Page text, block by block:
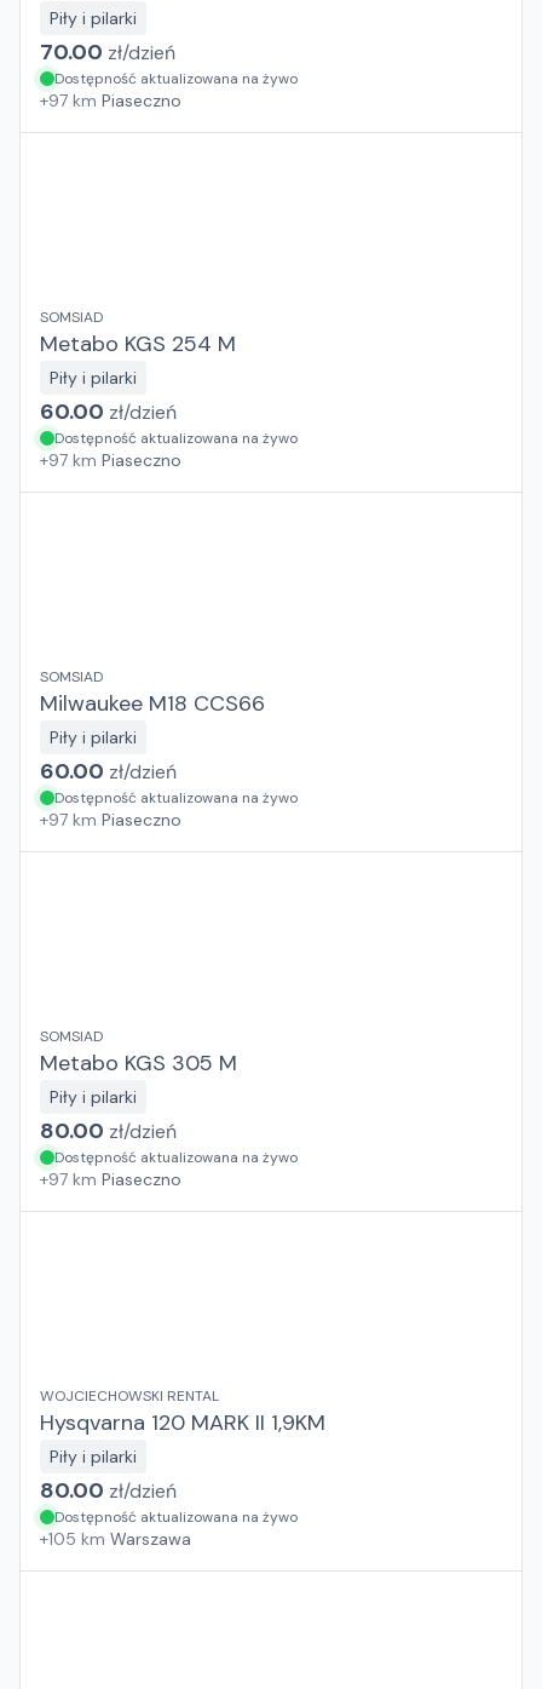
Piły i pilarki
70.00 zł/dzień
Dostępność aktualizowana na żywo
+97 km Piaseczno
SOMSIAD
Metabo KGS 254 M
Piły i pilarki
60.00 zł/dzień
Dostępność aktualizowana na żywo
+97 km Piaseczno
SOMSIAD
Milwaukee M18 CCS66
Piły i pilarki
60.00 zł/dzień
Dostępność aktualizowana na żywo
+97 km Piaseczno
SOMSIAD
Metabo KGS 305 M
Piły i pilarki
80.00 zł/dzień
Dostępność aktualizowana na żywo
+97 km Piaseczno
WOJCIECHOWSKI RENTAL
Hysqvarna 120 MARK II 1,9KM
Piły i pilarki
80.00 zł/dzień
Dostępność aktualizowana na żywo
+105 km Warszawa